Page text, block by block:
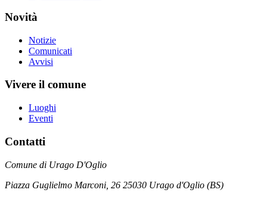
Novità
Notizie
Comunicati
Avvisi
Vivere il comune
Luoghi
Eventi
Contatti
Comune di Urago D'Oglio
Piazza Guglielmo Marconi, 26 25030 Urago d'Oglio (BS)